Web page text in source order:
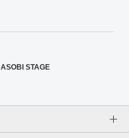
ASOBI STAGE